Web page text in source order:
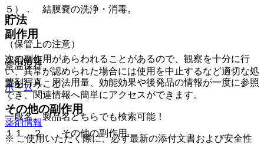
貯法
（保管上の注意）
室温保存。
ホーム
薬剤情報
５）． 結膜嚢の洗浄・消毒。
副作用
次の副作用があらわれることがあるので、観察を十分に行
い、異常が認められた場合には使用を中止するなど適切な処
置を行うこと。
その他の副作用
１１．２． その他の副作用
薬剤情報
薬剤写真、用法用量、効能効果や後発品の情報が一度に参照
でき、関連情報へ簡単にアクセスができます。
一般名、製品名どちらでも検索可能！
※ ご使用いただく際に、必ず最新の添付文書および安全性